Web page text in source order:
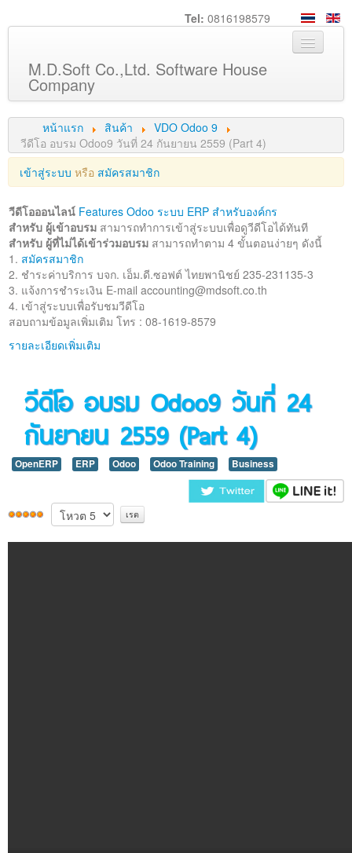
Tel: 0816198579
M.D.Soft Co.,Ltd. Software House
Company
หน้าหลัก
เกี่ยวกับเรา
บริการ
ความรู้
ลูกค้า
ภาพกิจกรรม
ร่วมงานกับเรา
ช่วยเหลือ
หน้าแรก สินค้า
VDO Odoo 9
วีดีโอ อบรม Odoo9 วันที่ 24 กันยายน 2559 (Part 4)
เข้าสู่ระบบ หรือ สมัครสมาชิก
วีดีโอออนไลน์ Features Odoo ระบบ ERP สำหรับองค์กร
สำหรับ ผู้เข้าอบรม สามารถทำการเข้าสู่ระบบเพื่อดูวีดีโอได้ทันที
สำหรับ ผู้ที่ไม่ได้เข้าร่วมอบรม สามารถทำตาม 4 ขั้นตอนง่ายๆ ดังนี้
1. สมัครสมาชิก
2. ชำระค่าบริการ บจก. เอ็ม.ดี.ซอฟต์ ไทยพานิชย์ 235-231135-3
3. แจ้งการชำระเงิน E-mail accounting@mdsoft.co.th
4. เข้าสู่ระบบเพื่อรับชมวีดีโอ
สอบถามข้อมูลเพิ่มเติม โทร : 08-1619-8579
รายละเอียดเพิ่มเติม
วีดีโอ อบรม Odoo9 วันที่ 24
กันยายน 2559 (Part 4)
OpenERP ERP Odoo Odoo Training Business